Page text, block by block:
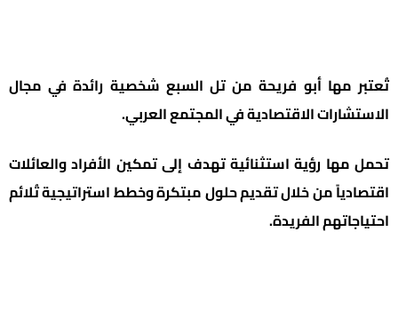
تُعتبر مها أبو فريحة من تل السبع شخصية رائدة في مجال
الاستشارات الاقتصادية في المجتمع العربي.
تحمل مها رؤية استثنائية تهدف إلى تمكين الأفراد والعائلات
اقتصادياً من خلال تقديم حلول مبتكرة وخطط استراتيجية تُلائم
احتياجاتهم الفريدة.